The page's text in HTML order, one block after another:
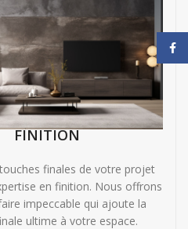
FINITION
finales de votre projet
en finition. Nous offrons
impeccable qui ajoute la
ultime à votre espace.